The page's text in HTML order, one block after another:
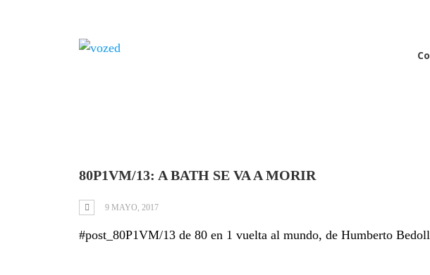
Tag: Bath
80P1VM/13: A BATH SE VA A MORIR
9 MAYO, 2017
#post_80P1VM/13 de 80 en 1 vuelta al mundo, de Humberto